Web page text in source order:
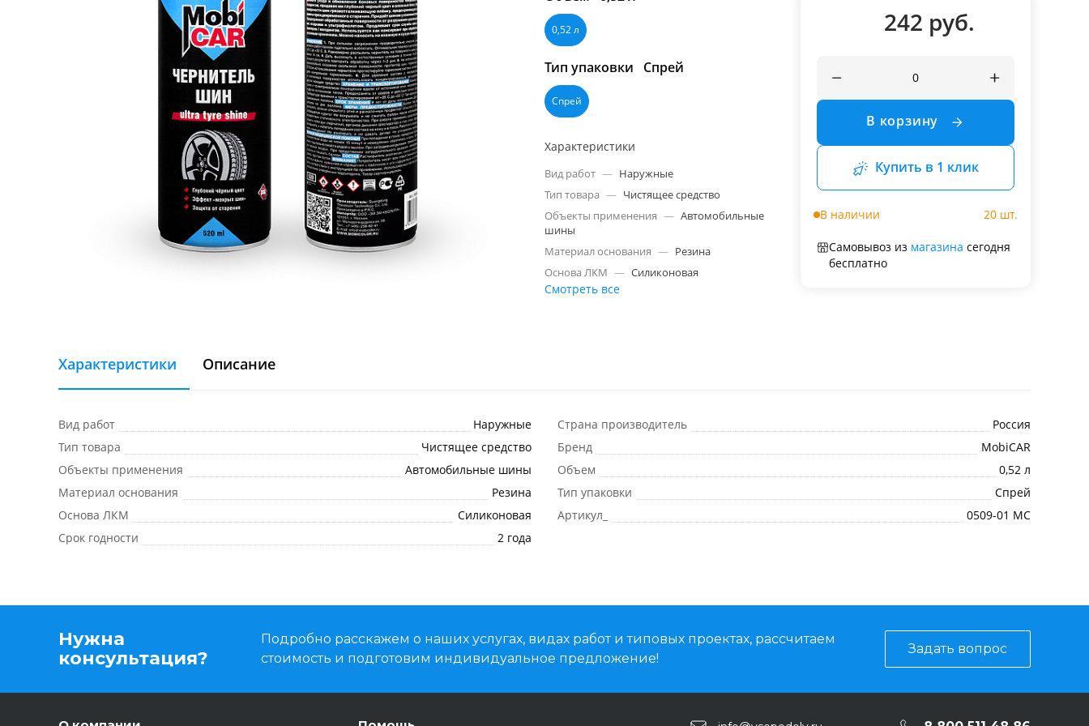
0,52 л
Тип упаковки Спрей
Спрей
Характеристики
Вид работ — Наружные
Тип товара — Чистящее средство
Объекты применения — Автомобильные
шины
Материал основания — Резина
Основа ЛКМ — Силиконовая
Смотреть все
242 руб.
В корзину
Купить в 1 клик
В наличии 20 шт.
Самовывоз из магазина сегодня
бесплатно
Характеристики Описание
Вид работ
Наружные
Тип товара
Чистящее средство
Объекты применения
Автомобильные шины
Материал основания
Резина
Основа ЛКМ
Силиконовая
Срок годности
2 года
Страна производитель
Россия
Бренд
MobiCAR
Объем
0,52 л
Тип упаковки
Спрей
Артикул_
0509-01 МС
Нужна
консультация?
Подробно расскажем о наших услугах, видах работ и типовых проектах, рассчитаем
стоимость и подготовим индивидуальное предложение!
Задать вопрос